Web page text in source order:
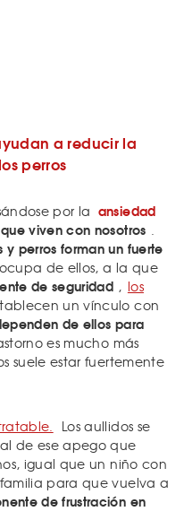
a reducir la
perros
por la ansiedad
viven con nosotros
y perros forman un fuerte
de ellos, a la que
de seguridad , los
un vínculo con
de ellos para
es mucho más
suele estar fuertemente
Los aullidos se
de ese apego que
igual que un niño con
para que vuelva a
de frustración en